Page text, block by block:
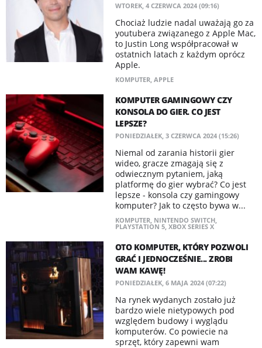
WTOREK, 4 CZERWCA 2024 (09:16)
Chociaż ludzie nadal uważają go za
youtubera związanego z Apple Mac,
to Justin Long współpracował w
ostatnich latach z każdym oprócz
Apple.
KOMPUTER, APPLE
KOMPUTER GAMINGOWY CZY
KONSOLA DO GIER. CO JEST
LEPSZE?
PONIEDZIAŁEK, 3 CZERWCA 2024 (15:26)
Niemal od zarania historii gier
wideo, gracze zmagają się z
odwiecznym pytaniem, jaką
platformę do gier wybrać? Co jest
lepsze - konsola czy gamingowy
komputer? Jak to często bywa w...
KOMPUTER, NINTENDO SWITCH,
PLAYSTATION 5, XBOX SERIES X
OTO KOMPUTER, KTÓRY POZWOLI
GRAĆ I JEDNOCZEŚNIE... ZROBI
WAM KAWĘ!
PONIEDZIAŁEK, 6 MAJA 2024 (07:22)
Na rynek wydanych zostało już
bardzo wiele nietypowych pod
względem budowy i wyglądu
komputerów. Co powiecie na
sprzęt, który zapewni wam